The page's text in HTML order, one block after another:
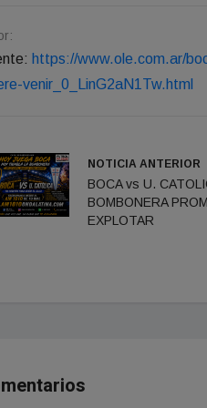
https://www.ole.com.ar/
venir_0_LinG2aN1Tw.html
NOTICIA ANTERIOR
BOCA vs U.
BOMBONERA
EXPLOTAR